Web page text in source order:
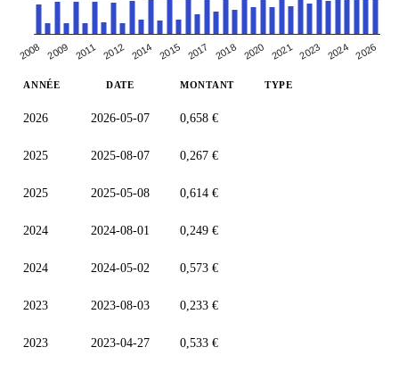
2008 2009 2011 2012 2014 2015 2017 2018 2020 2021 2023 2024 2026
ANNÉE DATE MONTANT TYPE
2026 2026-05-07 0,658 €
2025 2025-08-07 0,267 €
2025 2025-05-08 0,614 €
2024 2024-08-01 0,249 €
2024 2024-05-02 0,573 €
2023 2023-08-03 0,233 €
2023 2023-04-27 0,533 €